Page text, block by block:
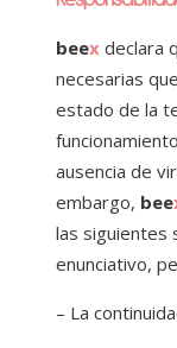
beexdeclara
necesarias
estado de la
ausencia de
embargo, bee
las siguientes
enunciativo,
– La